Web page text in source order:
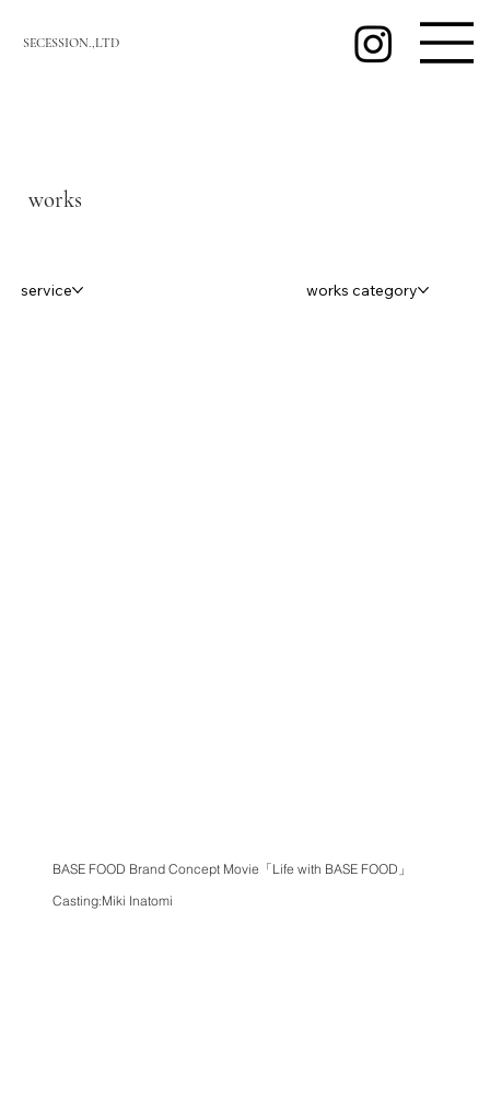
SECESSION.,LTD
works
service works category
BASE FOOD Brand Concept Movie「Life with BASE FOOD」
Casting:Miki Inatomi